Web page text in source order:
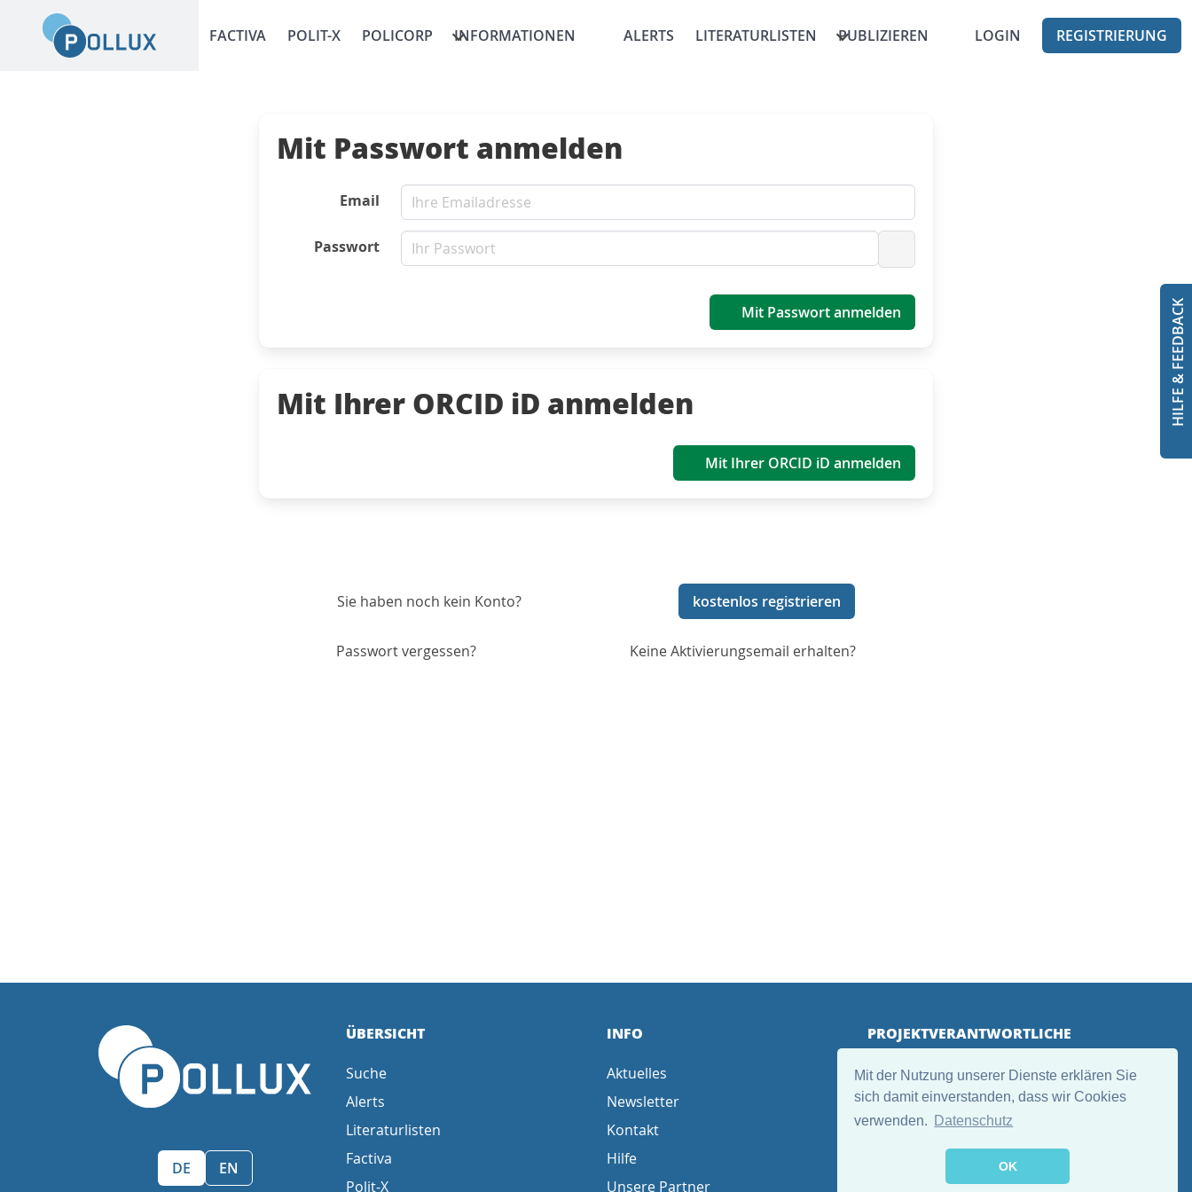
Mit der Nutzung unserer Dienste erklären Sie
sich damit einverstanden, dass wir Cookies
verwenden.
Datenschutz
OK
FACTIVA POLIT-X POLICORP INFORMATIONEN ALERTS LITERATURLISTEN PUBLIZIEREN LOGIN REGISTRIERUNG
HILFE & FEEDBACK
Mit Passwort anmelden
Email
Passwort
Passwort anzeigen
Mit Passwort anmelden
Mit Ihrer ORCID iD anmelden
Mit Ihrer ORCID iD anmelden
Sie haben noch kein Konto? kostenlos registrieren
Passwort vergessen? Keine Aktivierungsemail erhalten?
Sprache wählen/Select language
DE EN
ÜBERSICHT
Suche
Alerts
Literaturlisten
Factiva
Polit-X
INFO
Aktuelles
Newsletter
Kontakt
Hilfe
Unsere Partner
PROJEKTVERANTWORTLICHE